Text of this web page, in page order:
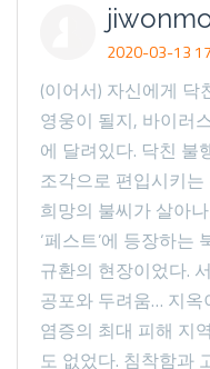
2020-03-13
(이어서) 자신에게
영웅이 될지, 바이러
에 달려있다. 닥친 불
조각으로 편입시키
희망의 불씨가 살아
‘페스트’에 등장하는
규환의 현장이었다.
공포와 두려움… 지
염증의 최대 피해 지
도 없었다. 침착함과